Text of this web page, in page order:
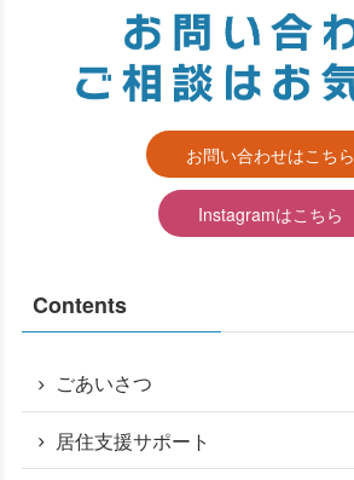
お問い合わせはこちら
Instagramはこちら
Contents
ごあいさつ
居住支援サポート